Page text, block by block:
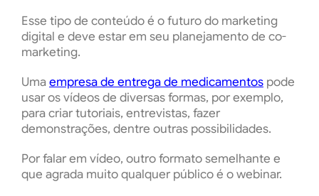
Esse tipo de conteúdo é o futuro do marketing
digital e deve estar em seu planejamento de co-
marketing.
Umaempresa de entrega de medicamentos pode
usar os vídeos de diversas formas, por exemplo,
para criar tutoriais, entrevistas, fazer
demonstrações, dentre outras possibilidades.
Por falar em vídeo, outro formato semelhante e
que agrada muito qualquer público é o webinar.